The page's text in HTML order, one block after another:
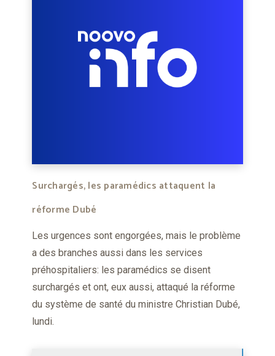
Surchargés, les paramédics attaquent la
réforme Dubé
Les urgences sont engorgées, mais le problème
a des branches aussi dans les services
préhospitaliers: les paramédics se disent
surchargés et ont, eux aussi, attaqué la réforme
du système de santé du ministre Christian Dubé,
lundi.